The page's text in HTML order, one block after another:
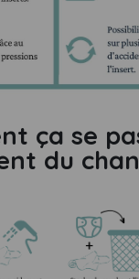
ça se
du